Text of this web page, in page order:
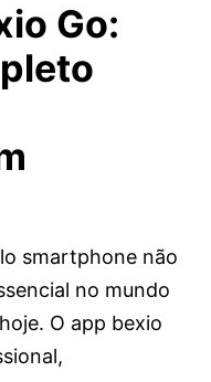
Go:
smartphone não
no mundo
O app bexio